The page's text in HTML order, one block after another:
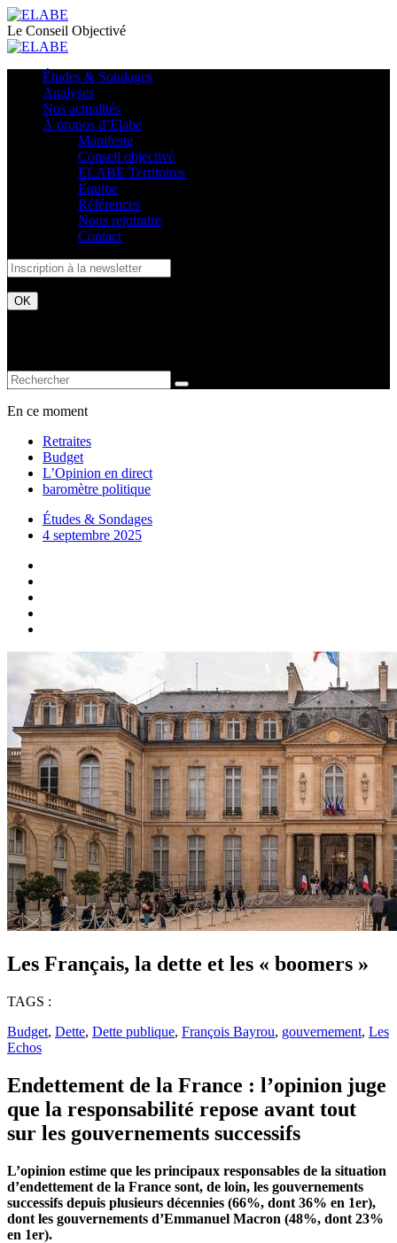
Le Conseil Objectivé
Études & Sondages
Analyses
Nos actualités
À propos d’Elabe
Manifeste
Conseil objectivé
ELABE Territoires
Équipe
Références
Nous rejoindre
Contact
En ce moment
Retraites
Budget
L’Opinion en direct
baromètre politique
Études & Sondages
4 septembre 2025
Les Français, la dette et les « boomers »
TAGS :
Budget, Dette, Dette publique, François Bayrou, gouvernement, Les
Echos
Endettement de la France : l’opinion juge
que la responsabilité repose avant tout
sur les gouvernements successifs
L’opinion estime que les principaux responsables de la situation
d’endettement de la France sont, de loin, les gouvernements
successifs depuis plusieurs décennies (66%, dont 36% en 1er),
dont les gouvernements d’Emmanuel Macron (48%, dont 23%
en 1er).